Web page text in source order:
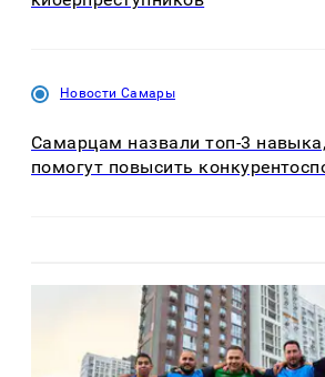
Новости Самары
Самарцам назвали топ-3
помогут повысить